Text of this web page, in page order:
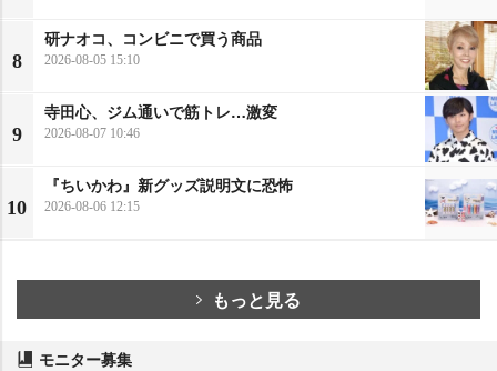
8
研ナオコ、コンビニで買う商品
2026-08-05 15:10
9
寺田心、ジム通いで筋トレ…激変
2026-08-07 10:46
10
『ちいかわ』新グッズ説明文に恐怖
2026-08-06 12:15
もっと見る
モニター募集